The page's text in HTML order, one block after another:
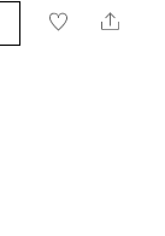
Share